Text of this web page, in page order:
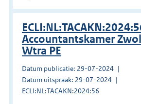
Accountantskamer
Wtra PE
Datum publicatie: 29-07-2024
Datum uitspraak: 29-07-2024
ECLI:NL:TACAKN:2024:56